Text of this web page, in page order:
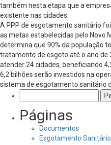
também nesta etapa que a
existente nas cidades.
A PPP de esgotamento sanitário
as metas estabelecidas pelo Novo
determina que 90% da população
tratamento de esgoto até o ano de
atender 24 cidades, beneficiando
6,2 bilhões serão investidos na
sistema de esgotamento sanitário
por:
Páginas
Documentos
Esgotamento Sanitário